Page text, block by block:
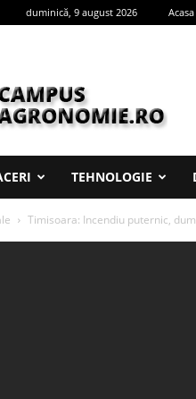
duminică, 9 august 2026 Acasa
TEHNOLOGIE
Timisoara: Incendiu puternic,